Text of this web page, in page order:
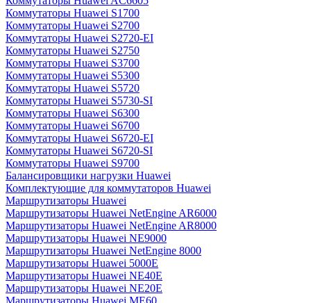
Коммутаторы Huawei S1700
Коммутаторы Huawei S2700
Коммутаторы Huawei S2720-EI
Коммутаторы Huawei S2750
Коммутаторы Huawei S3700
Коммутаторы Huawei S5300
Коммутаторы Huawei S5720
Коммутаторы Huawei S5730-SI
Коммутаторы Huawei S6300
Коммутаторы Huawei S6700
Коммутаторы Huawei S6720-EI
Коммутаторы Huawei S6720-SI
Коммутаторы Huawei S9700
Балансировщики нагрузки Huawei
Комплектующие для коммутаторов Huawei
Маршрутизаторы Huawei
Маршрутизаторы Huawei NetEngine AR6000
Маршрутизаторы Huawei NetEngine AR8000
Маршрутизаторы Huawei NE9000
Маршрутизаторы Huawei NetEngine 8000
Маршрутизаторы Huawei 5000E
Маршрутизаторы Huawei NE40E
Маршрутизаторы Huawei NE20E
Маршрутизаторы Huawei ME60